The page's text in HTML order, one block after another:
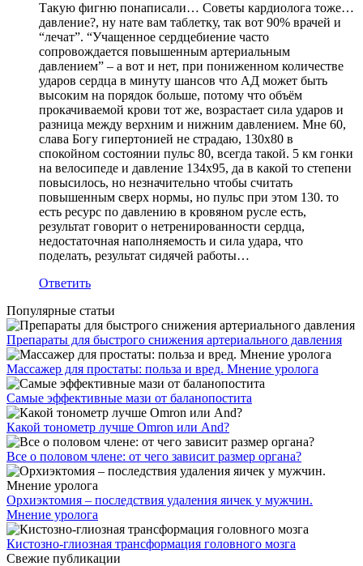
Такую фигню понаписали… Советы кардиолога тоже…
давление?, ну нате вам таблетку, так вот 90% врачей и
“лечат”. “Учащенное сердцебиение часто
сопровождается повышенным артериальным
давлением” – а вот и нет, при пониженном количестве
ударов сердца в минуту шансов что АД может быть
высоким на порядок больше, потому что объём
прокачиваемой крови тот же, возрастает сила ударов и
разница между верхним и нижним давлением. Мне 60,
слава Богу гипертонией не страдаю, 130х80 в
спокойном состоянии пульс 80, всегда такой. 5 км гонки
на велосипеде и давление 134х95, да в какой то степени
повысилось, но незначительно чтобы считать
повышенным сверх нормы, но пульс при этом 130. то
есть ресурс по давлению в кровяном русле есть,
результат говорит о нетренированности сердца,
недостаточная наполняемость и сила удара, что
поделать, результат сидячей работы…
Ответить
Популярные статьи
Препараты для быстрого снижения артериального давления
Массажер для простаты: польза и вред. Мнение уролога
Самые эффективные мази от баланопостита
Какой тонометр лучше Omron или And?
Все о половом члене: от чего зависит размер органа?
Орхиэктомия – последствия удаления яичек у мужчин.
Мнение уролога
Кистозно-глиозная трансформация головного мозга
Свежие публикации